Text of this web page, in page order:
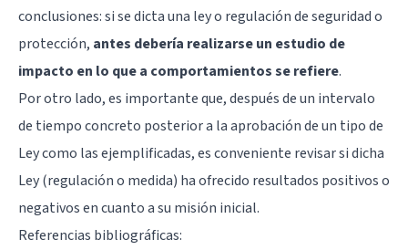
conclusiones: si se dicta una ley o regulación de seguridad o
protección, antes debería realizarse un estudio de
impacto en lo que a comportamientos se refiere.
Por otro lado, es importante que, después de un intervalo
de tiempo concreto posterior a la aprobación de un tipo de
Ley como las ejemplificadas, es conveniente revisar si dicha
Ley (regulación o medida) ha ofrecido resultados positivos o
negativos en cuanto a su misión inicial.
Referencias bibliográficas: